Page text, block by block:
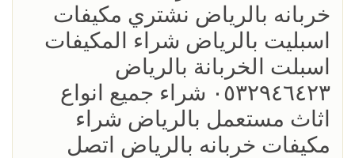
خربانه بالرياض نشتري مكيفات
اسبليت بالرياض شراء المكيفات
اسبلت الخربانة بالرياض
٠٥٣٢٩٤٦٤٢٣ شراء جميع انواع
اثاث مستعمل بالرياض شراء
مكيفات خربانه بالرياض اتصل